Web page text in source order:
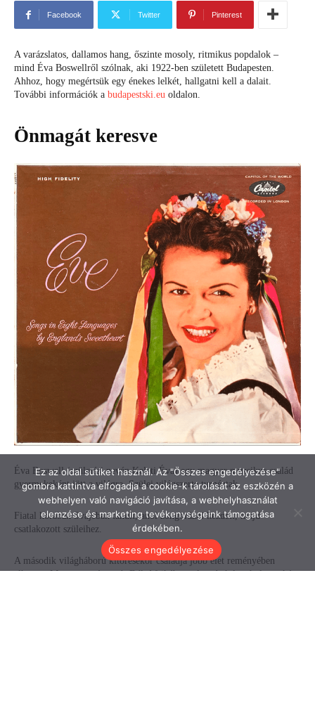
Ez az oldal sütiket használ. Az "Összes engedélyezése"
gombra kattintva elfogadja a cookie-k tárolását az eszközén a
webhelyen való navigáció javítása, a webhelyhasználat
elemzése és marketing tevékenységeink támogatása
érdekében.
Összes engedélyezése